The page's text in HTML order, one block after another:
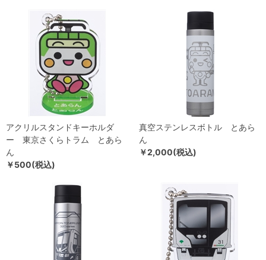
アクリルスタンドキーホルダ
ー 東京さくらトラム とあら
ん
￥500(税込)
真空ステンレスボトル とあら
ん
￥2,000(税込)